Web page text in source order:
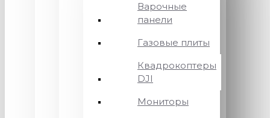
Варочные
панели
Газовые плиты
Квадрокоптеры
DJI
Мониторы